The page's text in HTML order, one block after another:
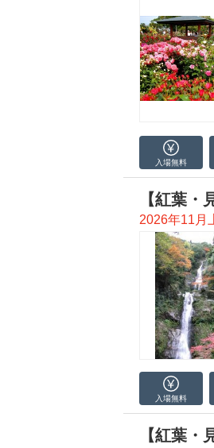
入場無料
【紅葉・
2026年11月
入場無料
【紅葉・